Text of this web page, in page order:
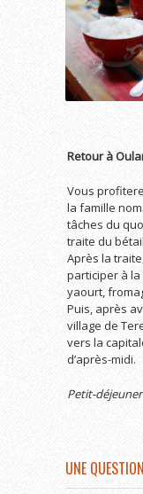
Retour à
Vous
la famille
tâches du
traite du
Après la
participer à
yaourt,
Puis, après
village de
vers la
d’après-midi.
Petit-
UNE